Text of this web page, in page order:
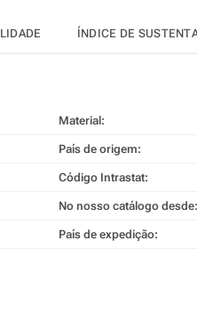
ÍNDICE DE
Material:
País de origem:
Código Intrastat:
No nosso catálogo desde:
País de expedição: